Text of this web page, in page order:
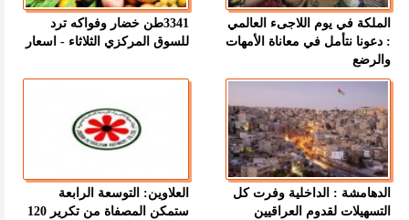
الملكة في يوم اللاجىء العالمي
: دعونا نتأمل في معاناة الأمهات
والرضع
3341طن خضار وفواكه ترد
للسوق المركزي الثلاثاء - اسعار
الدهامشة : الداخلية وفرت كل
التسهيلات لقدوم العراقيين
العلاوين: التوسعة الرابعة
ستمكن المصفاة من تكرير 120